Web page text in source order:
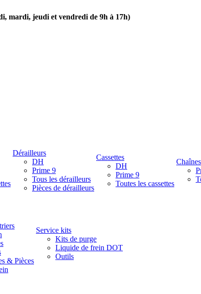
mardi, jeudi et vendredi de 9h à 17h)
Dérailleurs
DH
Prime 9
Tous les dérailleurs
Pièces de dérailleurs
Cassettes
DH
Prime 9
Toutes les cassettes
Chaînes
& Pièces
Service kits
Kits de purge
Liquide de frein DOT
Outils